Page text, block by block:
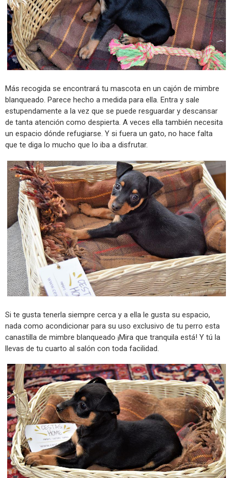
Más recogida se encontrará tu mascota en un cajón de mimbre
blanqueado. Parece hecho a medida para ella. Entra y sale
estupendamente a la vez que se puede resguardar y descansar
de tanta atención como despierta. A veces ella también necesita
un espacio dónde refugiarse. Y si fuera un gato, no hace falta
que te diga lo mucho que lo iba a disfrutar.
Si te gusta tenerla siempre cerca y a ella le gusta su espacio,
nada como acondicionar para su uso exclusivo de tu perro esta
canastilla de mimbre blanqueado ¡Mira que tranquila está! Y tú la
llevas de tu cuarto al salón con toda facilidad.